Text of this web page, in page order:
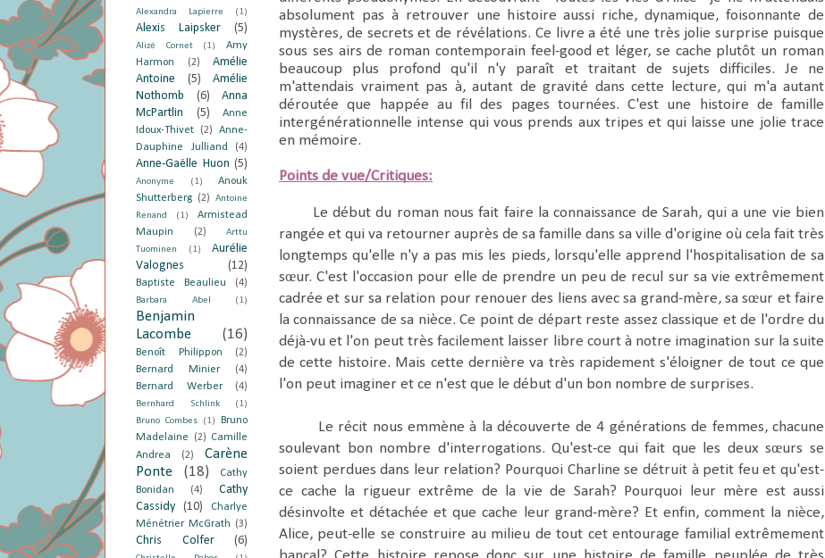
absolument pas à retrouver une histoire aussi riche, dynamique, foisonnante de
mystères, de secrets et de révélations. Ce livre a été une très jolie surprise puisque
sous ses airs de roman contemporain feel-good et léger, se cache plutôt un roman
beaucoup plus profond qu'il n'y paraît et traitant de sujets difficiles. Je ne
m'attendais vraiment pas à, autant de gravité dans cette lecture, qui m'a autant
déroutée que happée au fil des pages tournées. C'est une histoire de famille
intergénérationnelle intense qui vous prends aux tripes et qui laisse une jolie trace
en mémoire.
Points de vue/Critiques:
Le début du roman nous fait faire la connaissance de Sarah, qui a une vie bien
rangée et qui va retourner auprès de sa famille dans sa ville d'origine où cela fait très
longtemps qu'elle n'y a pas mis les pieds, lorsqu'elle apprend l'hospitalisation de sa
sœur. C'est l'occasion pour elle de prendre un peu de recul sur sa vie extrêmement
cadrée et sur sa relation pour renouer des liens avec sa grand-mère, sa sœur et faire
la connaissance de sa nièce. Ce point de départ reste assez classique et de l'ordre du
déjà-vu et l'on peut très facilement laisser libre court à notre imagination sur la suite
de cette histoire. Mais cette dernière va très rapidement s'éloigner de tout ce que
l'on peut imaginer et ce n'est que le début d'un bon nombre de surprises.
Le récit nous emmène à la découverte de 4 générations de femmes, chacune
soulevant bon nombre d'interrogations. Qu'est-ce qui fait que les deux sœurs se
soient perdues dans leur relation? Pourquoi Charline se détruit à petit feu et qu'est-
ce cache la rigueur extrême de la vie de Sarah? Pourquoi leur mère est aussi
désinvolte et détachée et que cache leur grand-mère? Et enfin, comment la nièce,
Alice, peut-elle se construire au milieu de tout cet entourage familial extrêmement
Alexandra Lapierre (1)
Alexis Laipsker (5)
Alizé Cornet (1)
Amy
Harmon
(2)
Amélie
Antoine
(5)
Amélie
Nothomb
(6)
Anna
McPartlin
(5)
Anne
Idoux-Thivet
(2)
Anne-
Dauphine Julliand
(4)
Anne-Gaëlle Huon (5)
Anonyme (1)
Anouk
Shutterberg (2)
Antoine
Renand
(1)
Armistead
Maupin
(2)
Arttu
Tuominen
(1)
Aurélie
Valognes
(12)
Baptiste Beaulieu (4)
Barbara Abel (1)
Benjamin
Lacombe
(16)
Benoît Philippon
(2)
Bernard Minier
(4)
Bernard Werber
(4)
Bernhard Schlink
(1)
Bruno Combes
(1)
Bruno
Madelaine
(2) Camille
Andrea
(2)
Carène
Ponte
(18)
Cathy
Bonidan
(4)
Cathy
Cassidy (10)
Charlye
Ménétrier McGrath (3)
Chris Colfer (6)